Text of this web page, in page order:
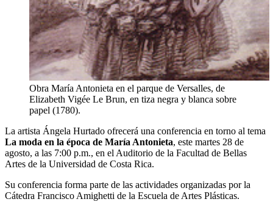
Obra María Antonieta en el parque de Versalles, de
Elizabeth Vigée Le Brun, en tiza negra y blanca sobre
papel (1780).
La artista Ángela Hurtado ofrecerá una conferencia en torno al tema
La moda en la época de María Antonieta, este martes 28 de
agosto, a las 7:00 p.m., en el Auditorio de la Facultad de Bellas
Artes de la Universidad de Costa Rica.
Su conferencia forma parte de las actividades organizadas por la
Cátedra Francisco Amighetti de la Escuela de Artes Plásticas.